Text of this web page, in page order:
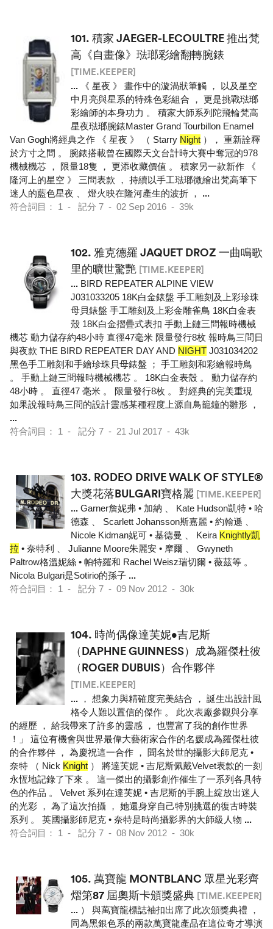
101. 積家 JAEGER-LECOULTRE 推出梵
高《自畫像》琺瑯彩繪翻轉腕錶
[TIME.KEEPER]
... 《 星夜 》 畫作中的漩渦狀筆觸 ， 以及星空
中月亮與星系的特殊色彩組合 ， 更是挑戰琺瑯
彩繪師的本身功力 。 積家大師系列陀飛輪梵高
星夜琺瑯腕錶Master Grand Tourbillon Enamel
Van Gogh將經典之作 《 星夜 》 （ Starry Night ）， 重新詮釋
於方寸之間 。 腕錶搭載曾在國際天文台計時大賽中奪冠的978
機械機芯 ， 限量18隻 ， 更添收藏價值 。 積家另一款新作 《
隆河上的星空 》 三問表款 ， 持續以手工琺瑯微繪出梵高筆下
迷人的藍色星夜 、 燈火映在隆河產生的波折 ， ...
符合詞目： 1 - 記分 7 - 02 Sep 2016 - 39k
102. 雅克德羅 JAQUET DROZ 一曲鳴歌
里的曠世驚艷 [TIME.KEEPER]
... BIRD REPEATER ALPINE VIEW
J031033205 18K白金錶盤 手工雕刻及上彩珍珠
母貝錶盤 手工雕刻及上彩金雕雀鳥 18K白金表
殼 18K白金摺疊式表扣 手動上鏈三問報時機械
機芯 動力儲存約48小時 直徑47毫米 限量發行8枚 報時鳥三問日
與夜款 THE BIRD REPEATER DAY AND NIGHT J031034202
黑色手工雕刻和手繪珍珠貝母錶盤 ； 手工雕刻和彩繪報時鳥
。 手動上鏈三問報時機械機芯 。 18K白金表殼 。 動力儲存約
48小時 。 直徑47 毫米 。 限量發行8枚 。 對經典的完美重現
如果說報時鳥三問的設計靈感某種程度上源自鳥籠鐘的雛形 ，
...
符合詞目： 1 - 記分 7 - 21 Jul 2017 - 43k
103. RODEO DRIVE WALK OF STYLE®
大獎花落BULGARI寶格麗 [TIME.KEEPER]
... Garner詹妮弗 • 加納 、 Kate Hudson凱特 • 哈
德森 、 Scarlett Johansson斯嘉麗 • 約翰遜 、
Nicole Kidman妮可 • 基德曼 、 Keira Knightly凱
拉 • 奈特利 、 Julianne Moore朱麗安 • 摩爾 、 Gwyneth
Paltrow格溫妮絲 • 帕特羅和 Rachel Weisz瑞切爾 • 薇茲等 。
Nicola Bulgari是Sotirio的孫子 ...
符合詞目： 1 - 記分 7 - 09 Nov 2012 - 30k
104. 時尚偶像達芙妮•吉尼斯
（DAPHNE GUINNESS）成為羅傑杜彼
（ROGER DUBUIS）合作夥伴
[TIME.KEEPER]
... ， 想象力與精確度完美結合 ， 誕生出設計風
格令人難以置信的傑作 。 此次表廠參觀與分享
的經歷 ， 給我帶來了許多的靈感 ， 也豐富了我的創作世界
！」 這位有機會與世界最偉大藝術家合作的名媛成為羅傑杜彼
的合作夥伴 ， 為慶祝這一合作 ， 聞名於世的攝影大師尼克 •
奈特 （ Nick Knight ） 將達芙妮 • 吉尼斯佩戴Velvet表款的一刻
永恆地記錄了下來 。 這一傑出的攝影創作催生了一系列各具特
色的作品 。 Velvet 系列在達芙妮 • 吉尼斯的手腕上綻放出迷人
的光彩 ， 為了這次拍攝 ， 她還身穿自己特別挑選的復古時裝
系列 。 英國攝影師尼克 • 奈特是時尚攝影界的大師級人物 ...
符合詞目： 1 - 記分 7 - 08 Nov 2012 - 30k
105. 萬寶龍 MONTBLANC 眾星光彩齊
熠第87 屆奧斯卡頒獎盛典 [TIME.KEEPER]
... ） 與萬寶龍標誌袖扣出席了此次頒獎典禮 ，
同為黑銀色系的兩款萬寶龍產品在這位奇才導演